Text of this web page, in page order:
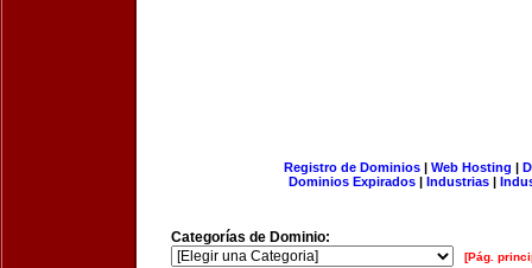
Registro de Dominios| Web Hosting |
Dominios Expirados | Industrias |
Categorías de Dominio:
[Pág.